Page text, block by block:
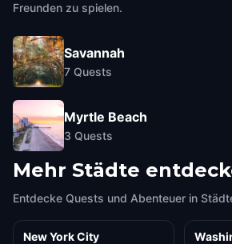
Freunden zu spielen.
Savannah
7 Quests
Myrtle Beach
3 Quests
Mehr Städte
Entdecke Quests und Abenteuer in
New York City